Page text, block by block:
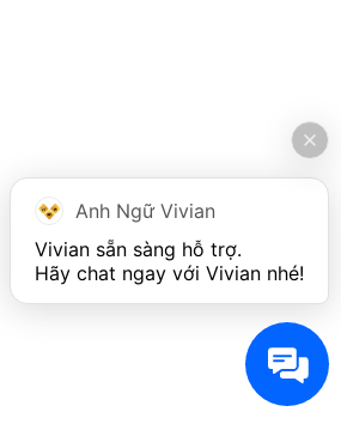
Anh Ngữ Vivian
Vivian sẵn sàng hỗ trợ.
Hãy chat ngay với Vivian nhé!